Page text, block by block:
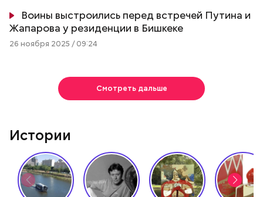
Воины выстроились перед встречей Путина и
Жапарова у резиденции в Бишкеке
26 ноября 2025 / 09:24
Смотреть дальше
Истории